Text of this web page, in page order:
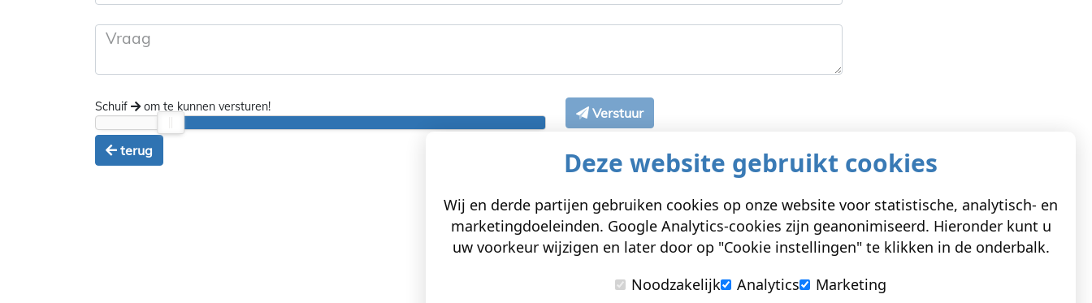
Vraag
Schuif om te kunnen versturen! Verstuur
terug Deze website gebruikt cookies
Wij en derde partijen gebruiken cookies op onze website voor statistische, analytisch- en
marketingdoeleinden. Google Analytics-cookies zijn geanonimiseerd. Hieronder kunt u
uw voorkeur wijzigen en later door op "Cookie instellingen" te klikken in de onderbalk.
Noodzakelijk
Analytics Marketing